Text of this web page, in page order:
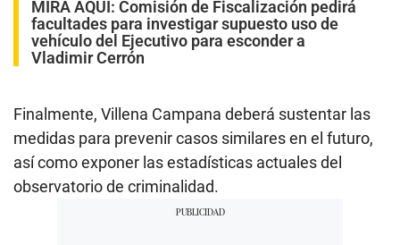
MIRA AQUÍ: Comisión de Fiscalización pedirá
facultades para investigar supuesto uso de
vehículo del Ejecutivo para esconder a
Vladimir Cerrón
Finalmente, Villena Campana deberá sustentar las
medidas para prevenir casos similares en el futuro,
así como exponer las estadísticas actuales del
observatorio de criminalidad.